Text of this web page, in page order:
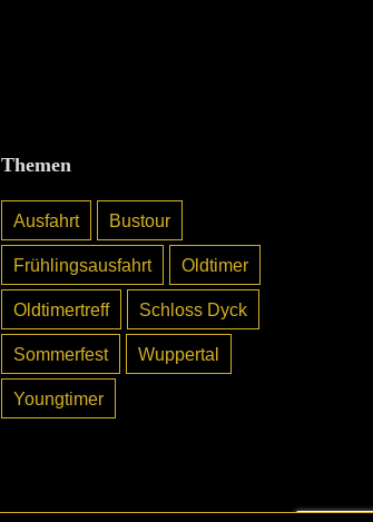
Themen
Ausfahrt Bustour
Frühlingsausfahrt Oldtimer
Oldtimertreff Schloss Dyck
Sommerfest Wuppertal
Youngtimer